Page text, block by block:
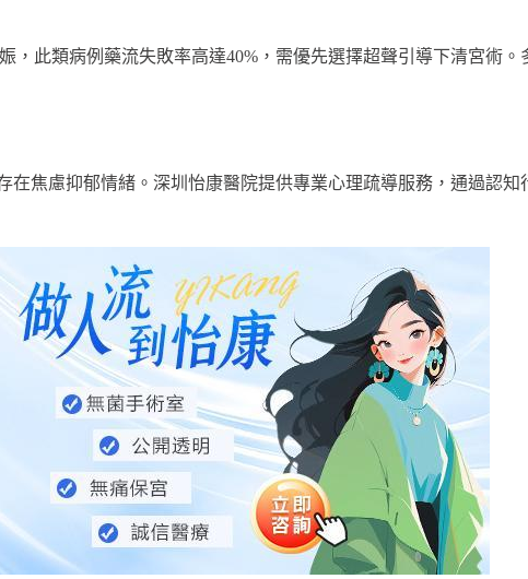
，此類病例藥流失敗率高達40%，需優先選擇超聲引導下清宮術
在焦慮抑郁情緒。深圳怡康醫院提供專業心理疏導服務，通過認知